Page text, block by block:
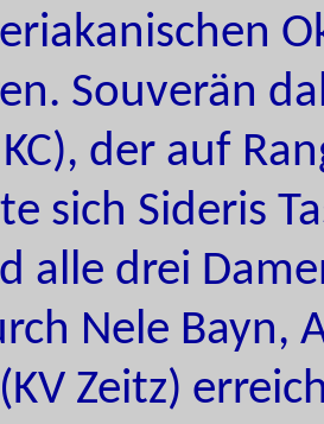
Souverän
KC), der auf
sich Sideris
alle drei
Nele Bayn,
Zeitz)